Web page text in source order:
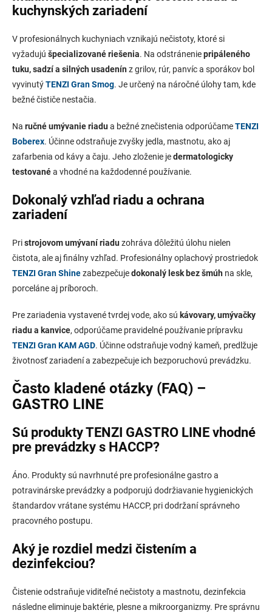
kuchynských zariadení
V profesionálnych kuchyniach vznikajú nečistoty, ktoré si
vyžadujú špecializované riešenia. Na odstráneniepripáleného
tuku, sadzí a silných usadenínz grilov, rúr, panvíc a sporákov bol
vyvinutýTENZI Gran Smog. Je určený na náročné úlohy tam, kde
bežné čističe nestačia.
Na ručné umývanie riadua bežné znečistenia odporúčameTENZI
Boberex. Účinne odstraňuje zvyšky jedla, mastnotu, ako aj
zafarbenia od kávy a čaju. Jeho zloženie jedermatologicky
testovanéa vhodné na každodenné používanie.
Dokonalý vzhľad riadu a ochrana
zariadení
Pristrojovom umývaní riaduzohráva dôležitú úlohu nielen
čistota, ale aj finálny vzhľad. Profesionálny oplachový prostriedok
TENZI Gran Shinezabezpečujedokonalý lesk bez šmúh na skle,
porceláne aj príboroch.
Pre zariadenia vystavené tvrdej vode, ako sú kávovary, umývačky
riadu a kanvice, odporúčame pravidelné používanie prípravku
TENZI Gran KAM AGD. Účinne odstraňuje vodný kameň, predlžuje
životnosť zariadení a zabezpečuje ich bezporuchovú prevádzku.
Často kladené otázky (FAQ) –
GASTRO LINE
Sú produkty TENZI GASTRO LINE vhodné
pre prevádzky s HACCP?
Áno. Produkty sú navrhnuté pre profesionálne gastro a
potravinárske prevádzky a podporujú dodržiavanie hygienických
štandardov vrátane systému HACCP, pri dodržaní správneho
pracovného postupu.
Aký je rozdiel medzi čistením a
dezinfekciou?
Čistenie odstraňuje viditeľné nečistoty a mastnotu, dezinfekcia
následne eliminuje baktérie, plesne a mikroorganizmy. Pre správnu